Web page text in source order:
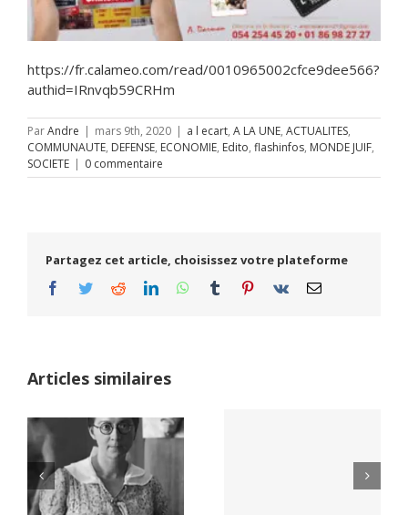
https://fr.calameo.com/read/0010965002cfce9dee566?
authid=IRnvqb59CRHm
ParAndre | mars 9th, 2020 | a l ecart, A LA UNE, ACTUALITES,
COMMUNAUTE, DEFENSE, ECONOMIE, Edito, flashinfos, MONDE JUIF,
SOCIETE | 0 commentaire
Partagez cet article, choisissez votre plateforme
Facebook
TwitterRedditLinkedInWhatsApp
Tumblr Pinterest
Vk Email
Articles similaires
Netflix Field of
Dreams (1989)
Yaïr Golan : une